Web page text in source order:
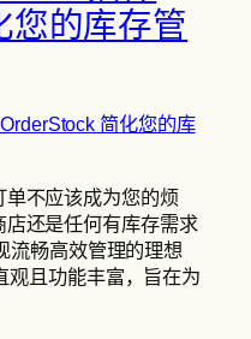
您的库存管
不应该成为您的烦
还是任何有库存需求
流畅高效管理的理想
观且功能丰富，旨在为